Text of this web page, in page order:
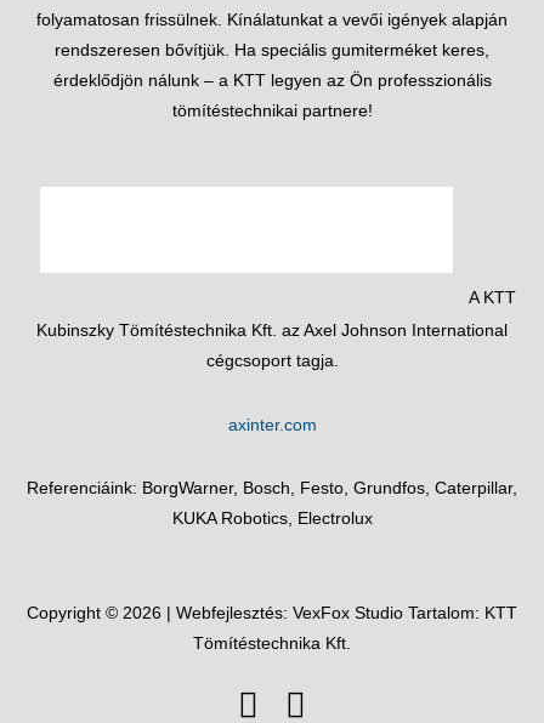
folyamatosan frissülnek. Kínálatunkat a vevői igények alapján
rendszeresen bővítjük. Ha speciális gumiterméket keres,
érdeklődjön nálunk – a KTT legyen az Ön professzionális
tömítéstechnikai partnere!
A KTT
Kubinszky Tömítéstechnika Kft. az Axel Johnson International
cégcsoport tagja.
axinter.com
Referenciáink: BorgWarner, Bosch, Festo, Grundfos, Caterpillar,
KUKA Robotics, Electrolux
Copyright © 2026 | Webfejlesztés: VexFox Studio Tartalom: KTT
Tömítéstechnika Kft.